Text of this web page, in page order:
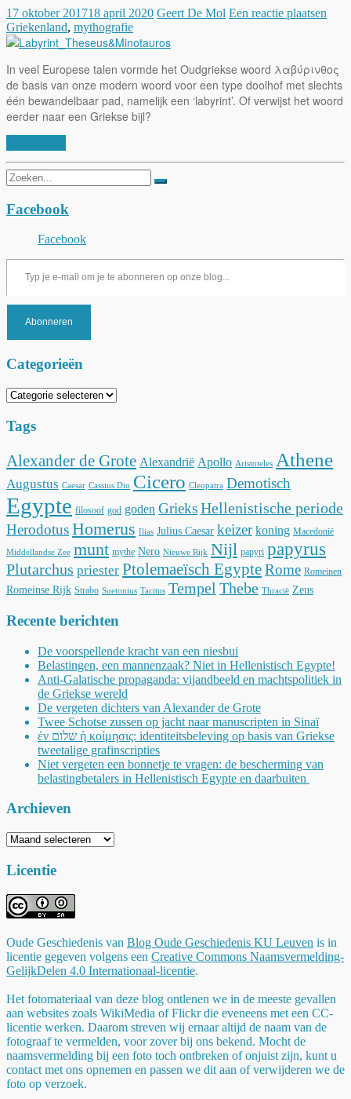
17 oktober 201718 april 2020 Geert De Mol Een reactie plaatsen
Griekenland, mythografie
In veel Europese talen vormde het Oudgriekse woord λαβύρινθος
de basis van onze modern woord voor een type doolhof met slechts
één bewandelbaar pad, namelijk een ‘labyrint’. Of verwijst het woord
eerder naar een Griekse bijl?
Zoeken
naar:
Facebook
Facebook
Typ je e-mail om je te abonneren op onze blog...
Abonneren
Categorieën
Categorieën
Tags
Alexander de Grote Alexandrië Apollo Aristoteles Athene
Augustus Caesar Cassius Dio Cicero Cleopatra Demotisch
Egypte filosoof god goden GrieksHellenistische periode
HerodotusHomerus Ilias Julius Caesar keizer koning Macedonië
Middellandse Zee munt mythe Nero Nieuwe Rijk Nijl papyri papyrus
Plutarchus priester Ptolemaeïsch EgypteRome Romeinen
Romeinse Rijk Strabo Suetonius Tacitus Tempel Thebe Thracië Zeus
Recente berichten
De voorspellende kracht van een niesbui
Belastingen, een mannenzaak? Niet in Hellenistisch Egypte!
Anti-Galatische propaganda: vijandbeeld en machtspolitiek in
de Griekse wereld
De vergeten dichters van Alexander de Grote
Twee Schotse zussen op jacht naar manuscripten in Sinaï
ἐν שלום ἡ κοίμησις: identiteitsbeleving op basis van Griekse
tweetalige grafinscripties
Niet vergeten een bonnetje te vragen: de bescherming van
belastingbetalers in Hellenistisch Egypte en daarbuiten
Archieven
Archieven
Licentie
Oude Geschiedenis van Blog Oude Geschiedenis KU Leuven is in
licentie gegeven volgens een Creative Commons Naamsvermelding-
GelijkDelen 4.0 Internationaal-licentie.
Het fotomateriaal van deze blog ontlenen we in de meeste gevallen
aan websites zoals WikiMedia of Flickr die eveneens met een CC-
licentie werken. Daarom streven wij ernaar altijd de naam van de
fotograaf te vermelden, voor zover bij ons bekend. Mocht de
naamsvermelding bij een foto toch ontbreken of onjuist zijn, kunt u
contact met ons opnemen en passen we dit aan of verwijderen we de
foto op verzoek.